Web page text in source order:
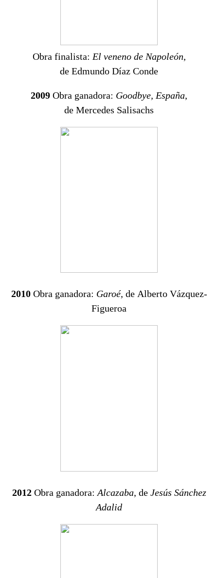
Obra finalista: El veneno de Napoleón,
de Edmundo Díaz Conde
2009 Obra ganadora: Goodbye, España,
de Mercedes Salisachs
2010 Obra ganadora: Garoé, de Alberto Vázquez-
Figueroa
2012 Obra ganadora: Alcazaba, de Jesús Sánchez
Adalid